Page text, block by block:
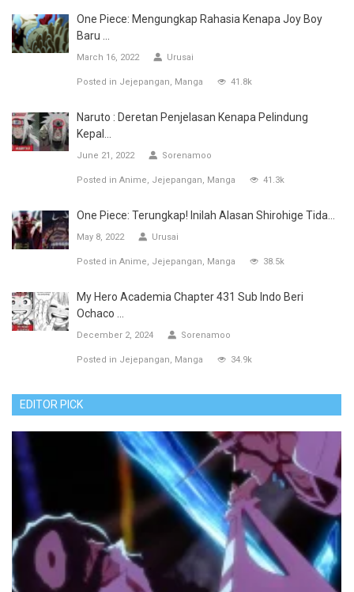
One Piece: Mengungkap Rahasia Kenapa Joy Boy
Baru ...
March 16, 2022 Urusai
Posted in Jejepangan Manga 41.8k
Naruto : Deretan Penjelasan Kenapa Pelindung
Kepal...
June 21, 2022 Sorenamoo
Posted in Anime Jejepangan Manga 41.3k
One Piece: Terungkap! Inilah Alasan Shirohige Tida...
May 8, 2022 Urusai
Posted in Anime Jejepangan Manga 38.5k
My Hero Academia Chapter 431 Sub Indo Beri
Ochaco ...
December 2, 2024 Sorenamoo
Posted in Jejepangan Manga 34.9k
EDITOR PICK